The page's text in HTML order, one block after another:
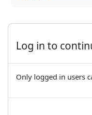
Log in to
Only logged in users